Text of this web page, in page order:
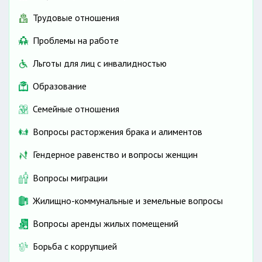
Трудовые отношения
Проблемы на работе
Льготы для лиц с инвалидностью
Образование
Семейные отношения
Вопросы расторжения брака и алиментов
Гендерное равенство и вопросы женщин
Вопросы миграции
Жилищно-коммунальные и земельные вопросы
Вопросы аренды жилых помещений
Борьба с коррупцией